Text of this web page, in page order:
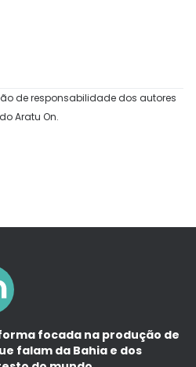
de responsabilidade dos autores
Aratu On.
focada na produção de
falam da Bahia e dos